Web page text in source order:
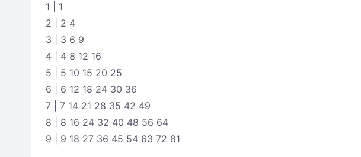
1 | 1
2 | 2 4
3 | 3 6 9
4 | 4 8 12 16
5 | 5 10 15 20 25
6 | 6 12 18 24 30 36
7 | 7 14 21 28 35 42 49
8 | 8 16 24 32 40 48 56 64
9 | 9 18 27 36 45 54 63 72 81